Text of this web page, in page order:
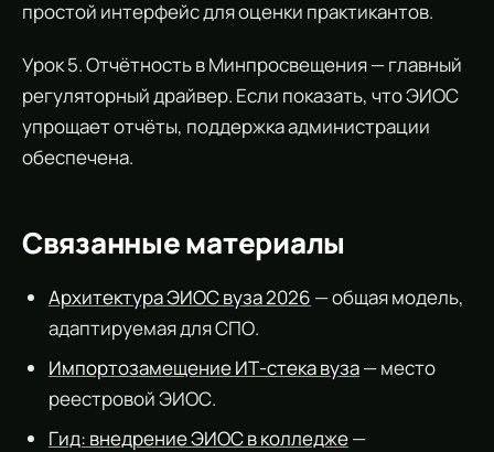
простой интерфейс для оценки практикантов.
Урок 5. Отчётность в Минпросвещения — главный
регуляторный драйвер. Если показать, что ЭИОС
упрощает отчёты, поддержка администрации
обеспечена.
Связанные материалы
Архитектура ЭИОС вуза 2026 — общая модель,
адаптируемая для СПО.
Импортозамещение ИТ-стека вуза— место
реестровой ЭИОС.
Гид: внедрение ЭИОС в колледже—